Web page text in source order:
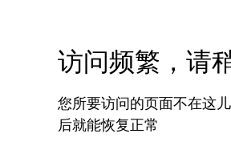
访问频繁，请
您所要访问的页面不在这
后就能恢复正常